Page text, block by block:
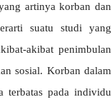
artinya korban dan
suatu studi yang
-akibat penimbulan
sosial. Korban dalam
terbatas pada individu